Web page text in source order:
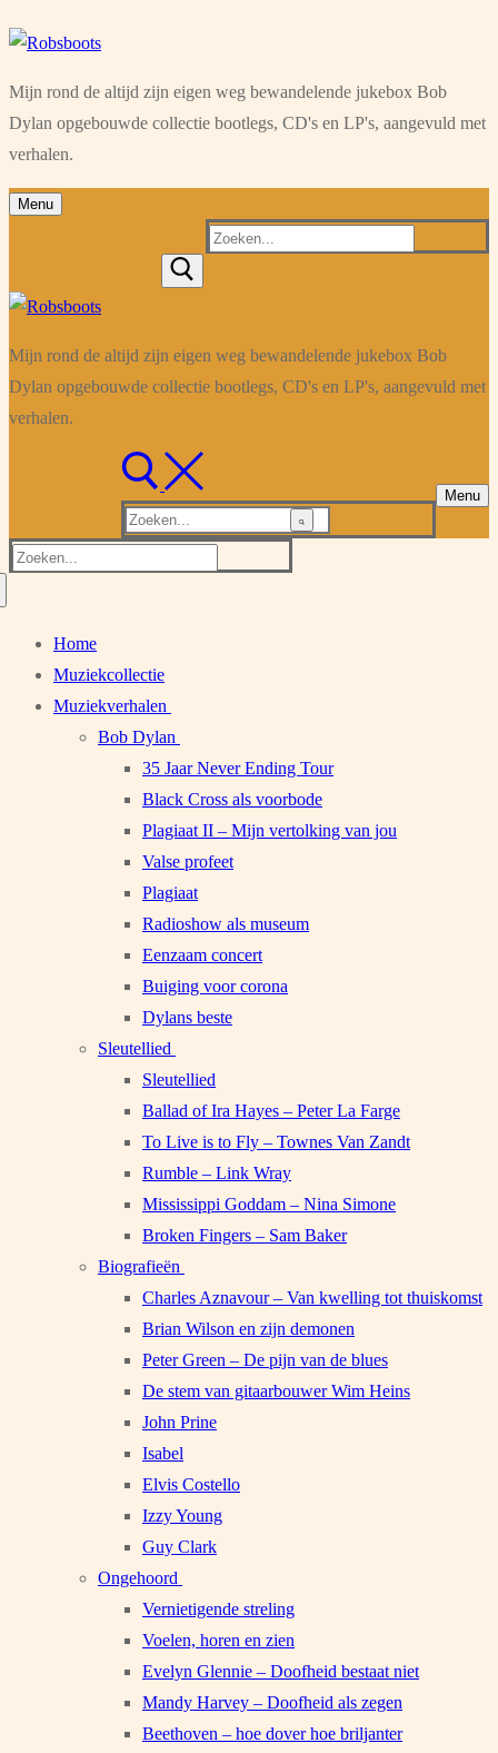
Ga
de
inhoud
Menu
Sluiten
Mijn rond de altijd zijn eigen weg bewandelende jukebox Bob
Dylan opgebouwde collectie bootlegs, CD's en LP's, aangevuld met
verhalen.
Menu
Zoeken
Mijn rond de altijd zijn eigen weg bewandelende jukebox Bob
Dylan opgebouwde collectie bootlegs, CD's en LP's, aangevuld met
verhalen.
Zoeken
naar:
Menu
Zoeken
Home
Muziekcollectie
Muziekverhalen
Bob Dylan
35 Jaar Never Ending Tour
Black Cross als voorbode
Plagiaat II – Mijn vertolking van jou
Valse profeet
Plagiaat
Radioshow als museum
Eenzaam concert
Buiging voor corona
Dylans beste
Sleutellied
Sleutellied
Ballad of Ira Hayes – Peter La Farge
To Live is to Fly – Townes Van Zandt
Rumble – Link Wray
Mississippi Goddam – Nina Simone
Broken Fingers – Sam Baker
Biografieën
Charles Aznavour – Van kwelling tot thuiskomst
Brian Wilson en zijn demonen
Peter Green – De pijn van de blues
De stem van gitaarbouwer Wim Heins
John Prine
Isabel
Elvis Costello
Izzy Young
Guy Clark
Ongehoord
Vernietigende streling
Voelen, horen en zien
Evelyn Glennie – Doofheid bestaat niet
Mandy Harvey – Doofheid als zegen
Beethoven – hoe dover hoe briljanter